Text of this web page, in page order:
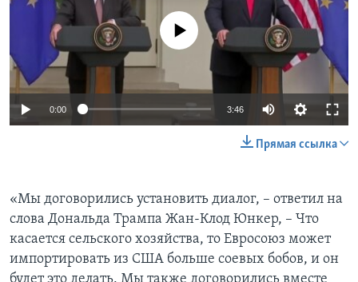
No media source currently available
0:00 3:46
Прямая ссылка
«Мы договорились установить диалог, – ответил на
слова Дональда Трампа Жан-Клод Юнкер, – Что
касается сельского хозяйства, то Евросоюз может
импортировать из США больше соевых бобов, и он